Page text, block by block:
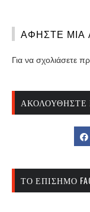
ΑΦΉΣΤΕ
Για να σχολιάσετε
ΑΚΟΛΟΥΘΉΣΤΕ
ΤΟ ΕΠΊΣΗΜΟ